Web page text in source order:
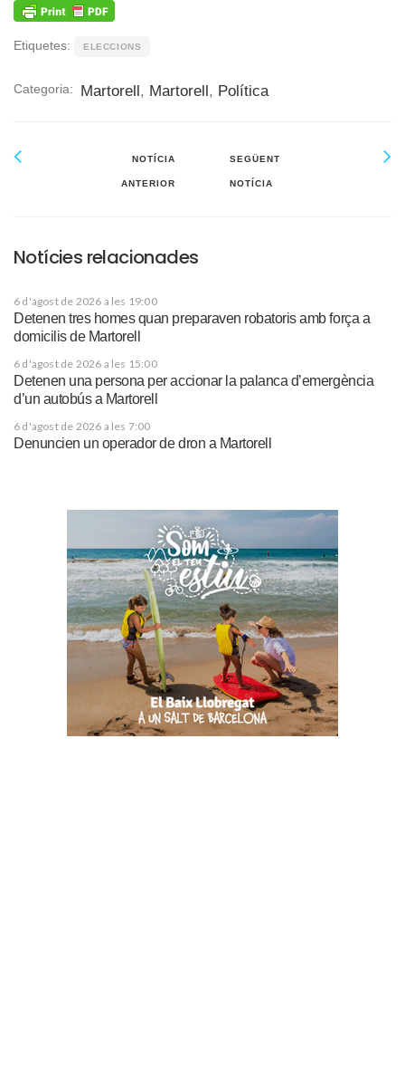
Etiquetes: ELECCIONS
Categoria: Martorell, Martorell, Política
NOTÍCIA
ANTERIOR
SEGÜENT
NOTÍCIA
Notícies relacionades
6 d'agost de 2026 a les 19:00
Detenen tres homes quan preparaven robatoris amb força a
domicilis de Martorell
6 d'agost de 2026 a les 15:00
Detenen una persona per accionar la palanca d’emergència
d’un autobús a Martorell
6 d'agost de 2026 a les 7:00
Denuncien un operador de dron a Martorell